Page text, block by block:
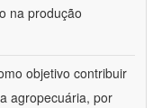
na produção
objetivo contribuir
agropecuária, por